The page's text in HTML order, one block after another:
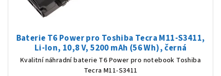
Baterie T6 Power pro Toshiba Tecra M11-S3411,
Li-Ion, 10,8 V, 5200 mAh (56 Wh), černá
Kvalitní náhradní baterie T6 Power pro notebook Toshiba
Tecra M11-S3411